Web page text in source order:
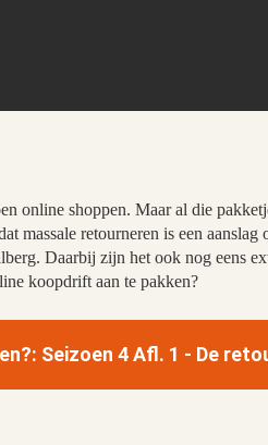
online shoppen. Maar al die
massale retourneren is een
Daarbij zijn het ook nog eens
koopdrift aan te pakken?
Seizoen 4 Afl. 1 - De